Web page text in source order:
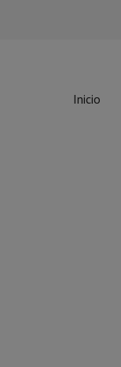
Inicio